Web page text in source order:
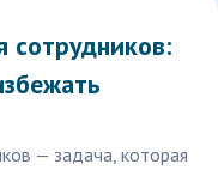
сотрудников:
— задача, которая